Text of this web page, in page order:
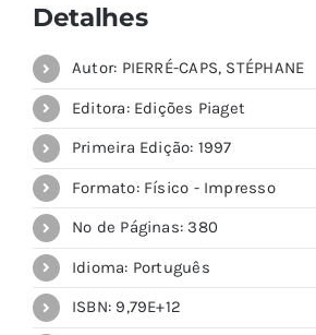
Detalhes
Autor: PIERRÉ-CAPS, STÉPHANE
Editora: Edições Piaget
Primeira Edição: 1997
Formato: Físico - Impresso
Nº de Páginas: 380
Idioma: Português
ISBN: 9,79E+12